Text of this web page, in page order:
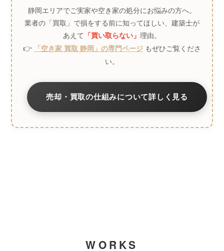
静岡エリアでご実家や空き家の処分にお悩みの方へ。
業者の「買取」で損をする前に知ってほしい、建築士が
あえて 「買い取らない」 理由。
👉 「空き家 買取 静岡」の専門ページ もぜひご覧くださ
い。
売却・買取の仕組みについて詳しく見る
WORKS